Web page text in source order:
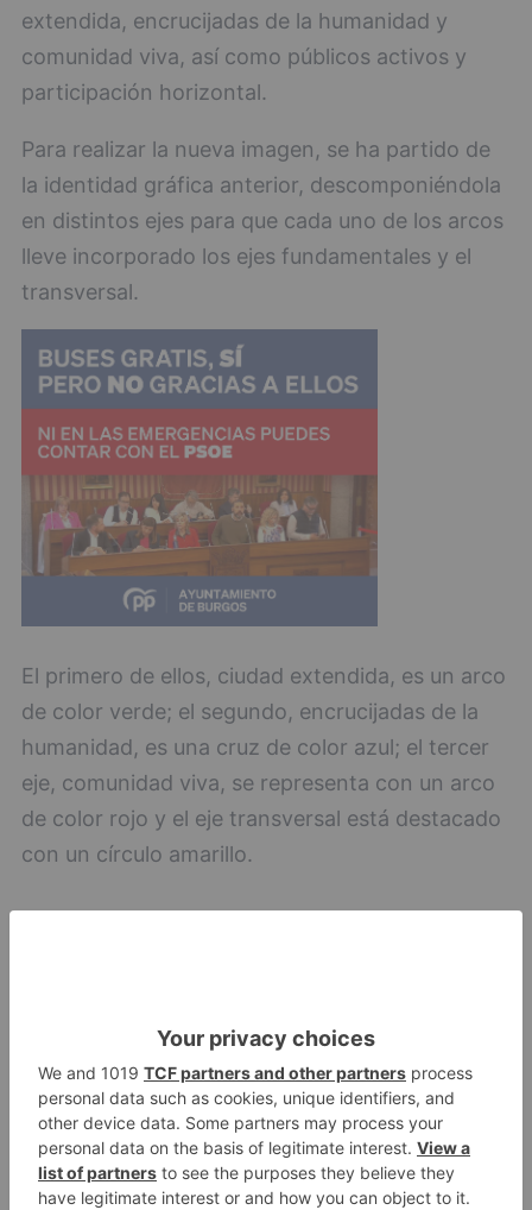
extendida, encrucijadas de la humanidad y
comunidad viva, así como públicos activos y
participación horizontal.
Para realizar la nueva imagen, se ha partido de
la identidad gráfica anterior, descomponiéndola
en distintos ejes para que cada uno de los arcos
lleve incorporado los ejes fundamentales y el
transversal.
El primero de ellos, ciudad extendida, es un arco
de color verde; el segundo, encrucijadas de la
humanidad, es una cruz de color azul; el tercer
eje, comunidad viva, se representa con un arco
de color rojo y el eje transversal está destacado
con un círculo amarillo.
LO + VISTO
1
Barrio (PSOE) denuncia que la
apertura del Castillo responde a
“una foto” y no a la culminación
del proyecto